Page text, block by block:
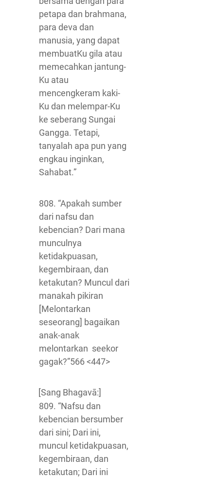
petapa dan brahmana,
para deva dan
manusia, yang dapat
membuatKu gila atau
memecahkan jantung-
Ku atau
mencengkeram kaki-
Ku dan melempar-Ku
ke seberang Sungai
Gangga. Tetapi,
tanyalah apa pun yang
engkau inginkan,
Sahabat.”
808. “Apakah sumber
dari nafsu dan
kebencian? Dari mana
munculnya
ketidakpuasan,
kegembiraan, dan
ketakutan? Muncul dari
manakah pikiran
[Melontarkan
seseorang] bagaikan
anak-anak
melontarkan seekor
gagak?”566 <447>
[Sang Bhagavā:]
809. “Nafsu dan
kebencian bersumber
dari sini; Dari ini,
muncul ketidakpuasan,
kegembiraan, dan
ketakutan; Dari ini